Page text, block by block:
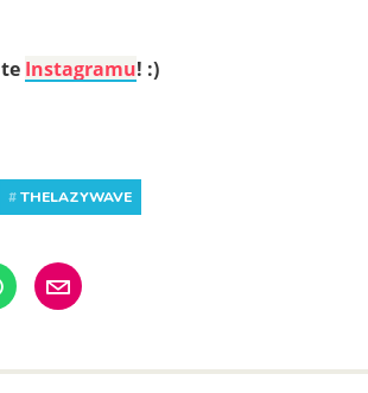
te Instagramu! :)
#THELAZYWAVE